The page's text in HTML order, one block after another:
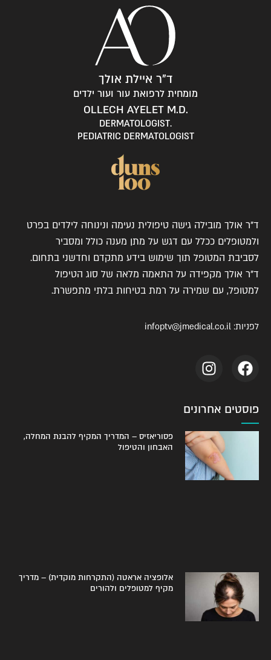
ד"ר איילת אולך
מומחית לרפואת עור ועור ילדים
.OLLECH AYELET M.D
.DERMATOLOGIST
PEDIATRIC DERMATOLOGIST
ד"ר אולך מובילה גישה טיפולית נעימה ונינוחה לילדים בפרט
ולמטופלים ככלל עם דגש על מתן מענה כולל ומסביר
לסביבת המטופל תוך שימוש בידע מתקדם וחדשני בתחום.
ד"ר אולך מקפידה על התאמה מלאה של סוג הטיפול
למטופל, עם שמירה על רמת בטיחות בלתי מתפשרת.
לפניות: infoptv@jmedical.co.il
פוסטים אחרונים
פסוריאזיס – המדריך המקיף להבנת המחלה,
האבחון והטיפול
אלופציה אראטה (התקרחות מוקדית) – מדריך
מקיף למטופלים ולהורים